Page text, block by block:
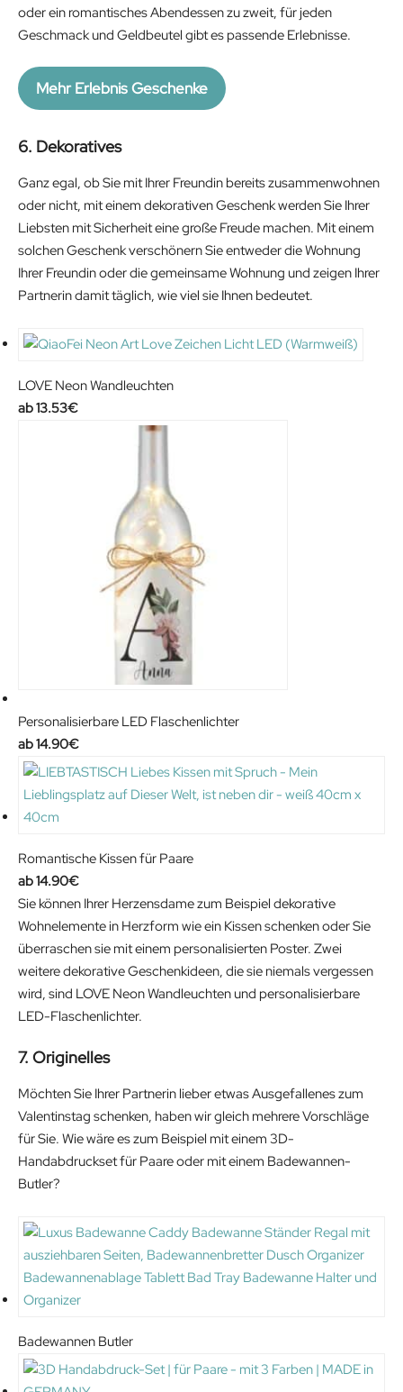
oder ein romantisches Abendessen zu zweit, für jeden
Geschmack und Geldbeutel gibt es passende Erlebnisse.
Mehr Erlebnis Geschenke
6. Dekoratives
Ganz egal, ob Sie mit Ihrer Freundin bereits zusammenwohnen
oder nicht, mit einem dekorativen Geschenk werden Sie Ihrer
Liebsten mit Sicherheit eine große Freude machen. Mit einem
solchen Geschenk verschönern Sie entweder die Wohnung
Ihrer Freundin oder die gemeinsame Wohnung und zeigen Ihrer
Partnerin damit täglich, wie viel sie Ihnen bedeutet.
LOVE Neon Wandleuchten
13.53€
Personalisierbare LED Flaschenlichter
14.90€
Romantische Kissen für Paare
14.90€
Sie können Ihrer Herzensdame zum Beispiel dekorative
Wohnelemente in Herzform wie ein Kissen schenken oder Sie
überraschen sie mit einem personalisierten Poster. Zwei
weitere dekorative Geschenkideen, die sie niemals vergessen
wird, sind LOVE Neon Wandleuchten und personalisierbare
LED-Flaschenlichter.
7. Originelles
Möchten Sie Ihrer Partnerin lieber etwas Ausgefallenes zum
Valentinstag schenken, haben wir gleich mehrere Vorschläge
für Sie. Wie wäre es zum Beispiel mit einem 3D-
Handabdruckset für Paare oder mit einem Badewannen-
Butler?
Badewannen Butler